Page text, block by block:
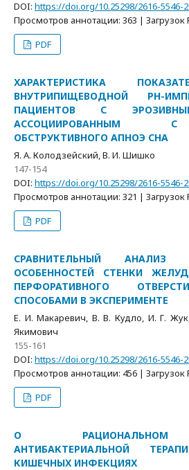
DOI: https://doi.org/10.25298/2616-5546-
Просмотров аннотации: 363 | Загрузок
PDF
ХАРАКТЕРИСТИКА
ВНУТРИПИЩЕВОДНОЙ РН-
ПАЦИЕНТОВ С
АССОЦИИРОВАННЫМ
ОБСТРУКТИВНОГО АПНОЭ СНА
Я. А. Колодзейский, В. И. Шишко
147-154
DOI: https://doi.org/10.25298/2616-5546-
Просмотров аннотации: 321 | Загрузок
PDF
СРАВНИТЕЛЬНЫЙ АНАЛИЗ
ОСОБЕННОСТЕЙ СТЕНКИ
ПЕРФОРАТИВНОГО
СПОСОБАМИ В ЭКСПЕРИМЕНТЕ
Е. И. Макаревич, В. В. Кудло, И. Г.
Якимович
155-161
DOI: https://doi.org/10.25298/2616-5546-
Просмотров аннотации: 456 | Загрузок
PDF
О РАЦИОНАЛЬНОМ
АНТИБАКТЕРИАЛЬНОЙ
КИШЕЧНЫХ ИНФЕКЦИЯХ